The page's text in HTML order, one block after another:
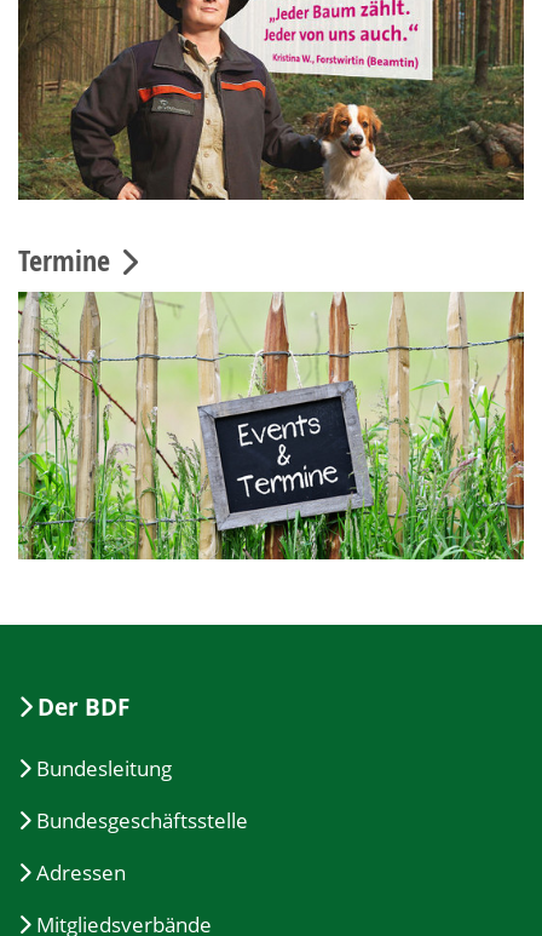
Termine
Der BDF
Bundesleitung
Bundesgeschäftsstelle
Adressen
Mitgliedsverbände